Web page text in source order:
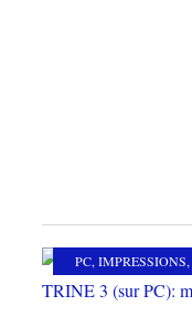
PC, IMPRESSIONS,